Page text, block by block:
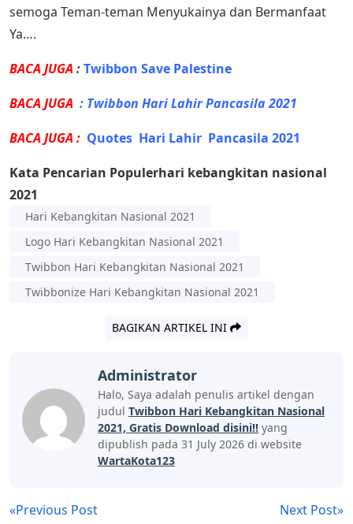
semoga Teman-teman Menyukainya dan Bermanfaat
Ya….
BACA JUGA :Twibbon Save Palestine
BACA JUGA : Twibbon Hari Lahir Pancasila 2021
BACA JUGA : Quotes Hari Lahir Pancasila 2021
Kata Pencarian Populerhari kebangkitan nasional
2021
Hari Kebangkitan Nasional 2021
Logo Hari Kebangkitan Nasional 2021
Twibbon Hari Kebangkitan Nasional 2021
Twibbonize Hari Kebangkitan Nasional 2021
BAGIKAN ARTIKEL INI
Administrator
Halo, Saya adalah penulis artikel dengan
judul Twibbon Hari Kebangkitan Nasional
2021, Gratis Download disini!! yang
dipublish pada 31 July 2026 di website
WartaKota123
«Previous Post Next Post»